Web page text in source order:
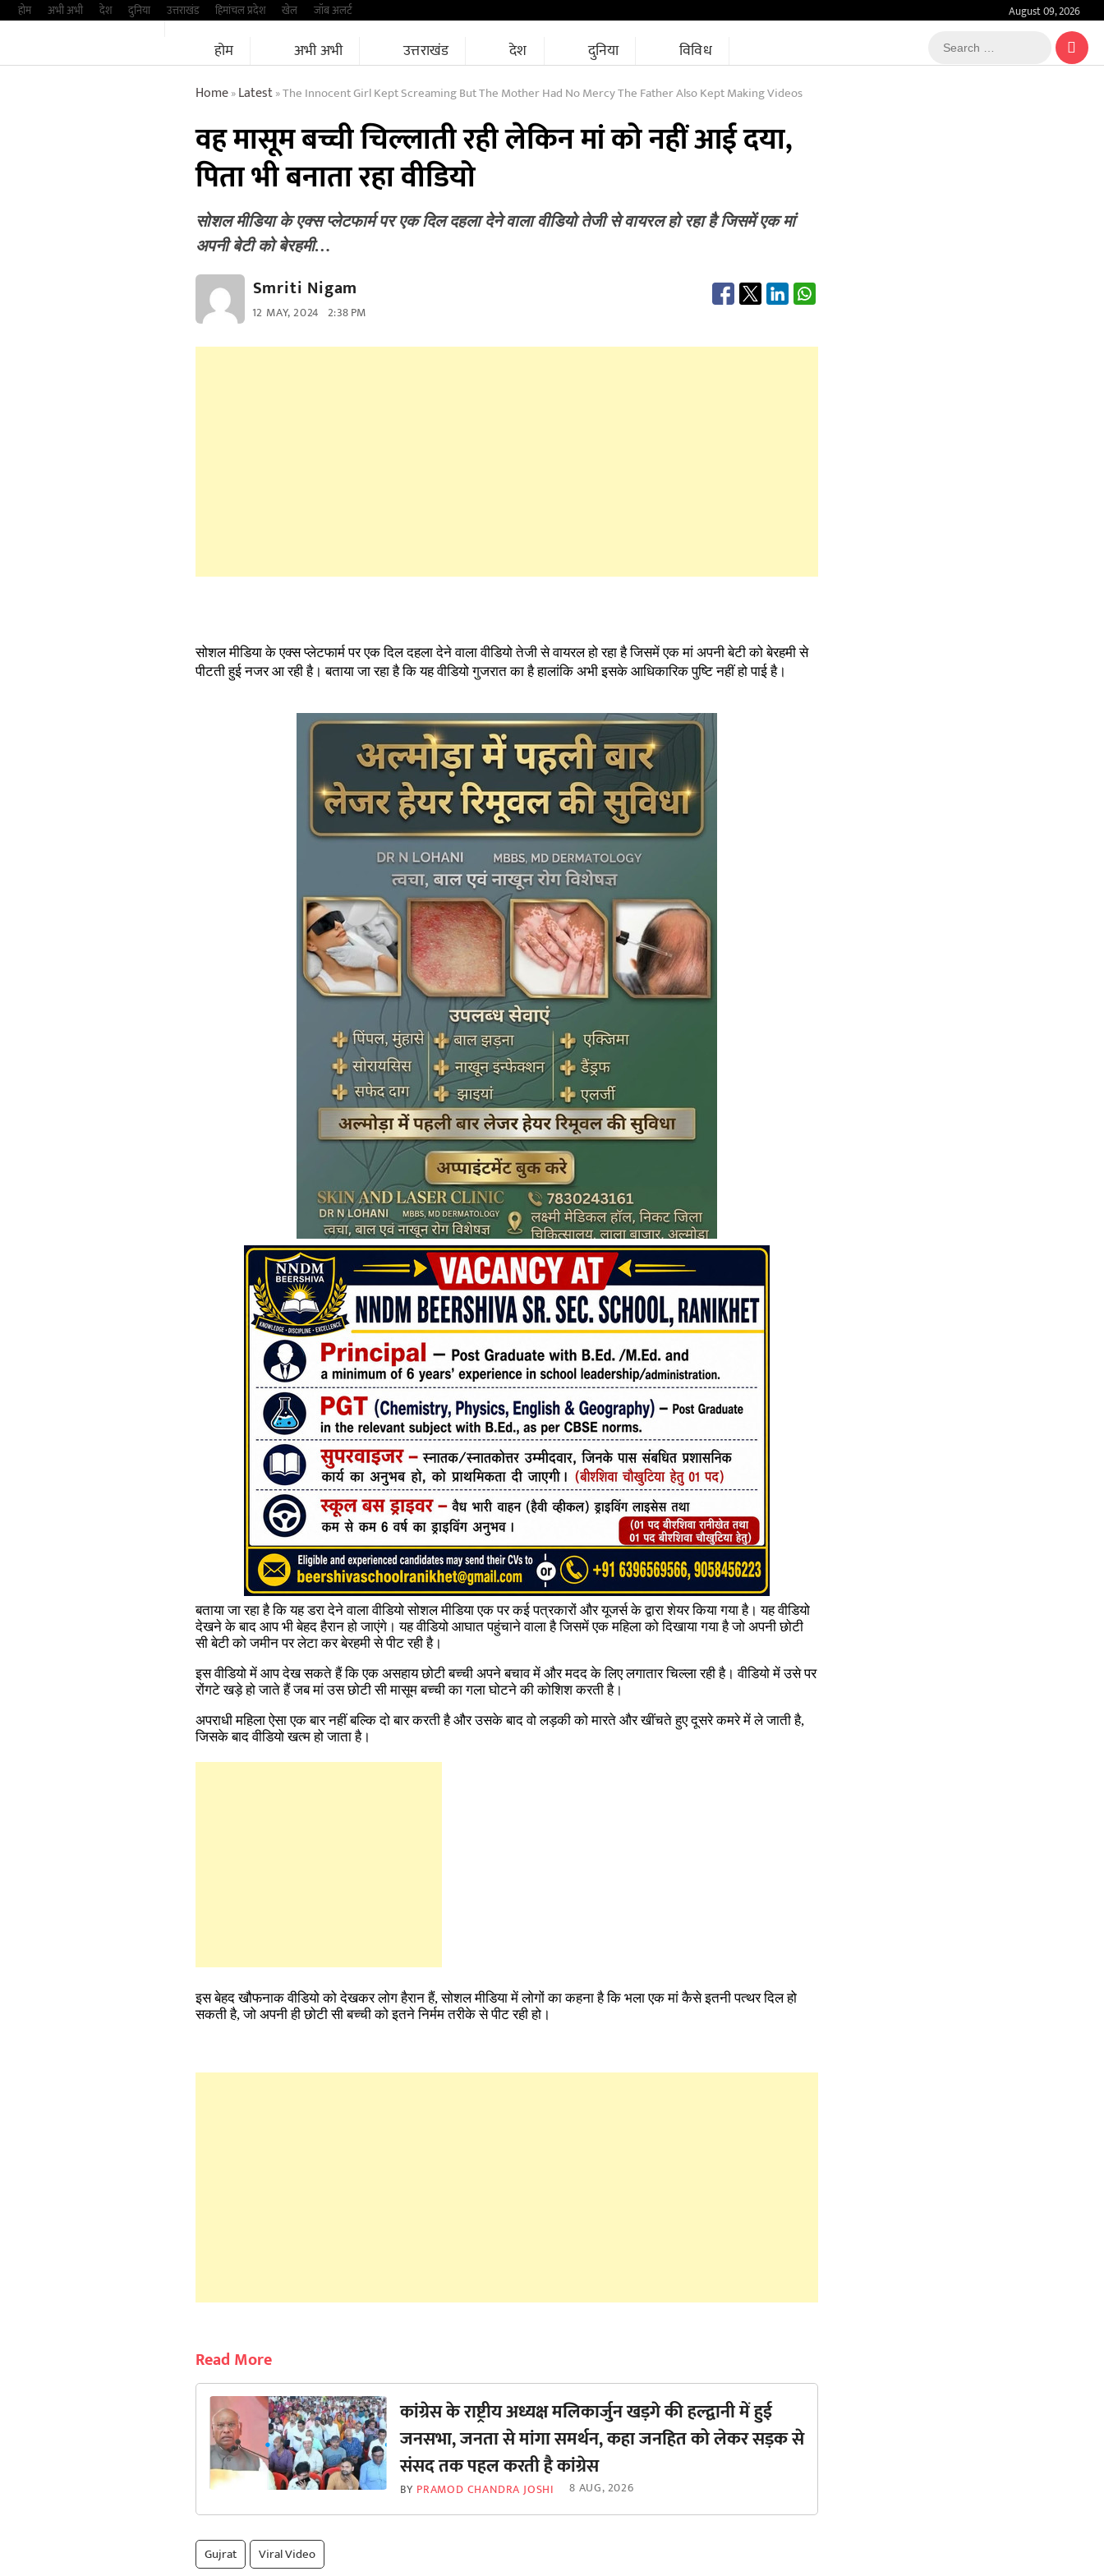
Skipहोम अभी अभी देश दुनिया उत्तराखंड हिमांचल प्रदेश खेल जॉब अलर्ट August 09, 2026
होम अभी अभी उत्तराखंड देश दुनिया विविध
Search
…
Home»Latest»The Innocent Girl Kept Screaming But The Mother Had No Mercy The Father Also Kept Making Videos
वह मासूम बच्ची चिल्लाती रही लेकिन मां को नहीं आई दया,
पिता भी बनाता रहा वीडियो
सोशल मीडिया के एक्स प्लेटफार्म पर एक दिल दहला देने वाला वीडियो तेजी से वायरल हो रहा है जिसमें एक मां
अपनी बेटी को बेरहमी…
Smriti Nigam
12 MAY, 2024 2:38 PM
सोशल मीडिया के एक्स प्लेटफार्म पर एक दिल दहला देने वाला वीडियो तेजी से वायरल हो रहा है जिसमें एक मां अपनी बेटी को बेरहमी से
पीटती हुई नजर आ रही है। बताया जा रहा है कि यह वीडियो गुजरात का है हालांकि अभी इसके आधिकारिक पुष्टि नहीं हो पाई है।
बताया जा रहा है कि यह डरा देने वाला वीडियो सोशल मीडिया एक पर कई पत्रकारों और यूजर्स के द्वारा शेयर किया गया है। यह वीडियो
देखने के बाद आप भी बेहद हैरान हो जाएंगे। यह वीडियो आघात पहुंचाने वाला है जिसमें एक महिला को दिखाया गया है जो अपनी छोटी
सी बेटी को जमीन पर लेटा कर बेरहमी से पीट रही है।
इस वीडियो में आप देख सकते हैं कि एक असहाय छोटी बच्ची अपने बचाव में और मदद के लिए लगातार चिल्ला रही है। वीडियो में उसे पर
रोंगटे खड़े हो जाते हैं जब मां उस छोटी सी मासूम बच्ची का गला घोटने की कोशिश करती है।
अपराधी महिला ऐसा एक बार नहीं बल्कि दो बार करती है और उसके बाद वो लड़की को मारते और खींचते हुए दूसरे कमरे में ले जाती है,
जिसके बाद वीडियो खत्म हो जाता है।
इस बेहद खौफनाक वीडियो को देखकर लोग हैरान हैं, सोशल मीडिया में लोगों का कहना है कि भला एक मां कैसे इतनी पत्थर दिल हो
सकती है, जो अपनी ही छोटी सी बच्ची को इतने निर्मम तरीके से पीट रही हो।
Read More
कांग्रेस के राष्ट्रीय अध्यक्ष मलिकार्जुन खड़गे की हल्द्वानी में हुई
जनसभा, जनता से मांगा समर्थन, कहा जनहित को लेकर सड़क से
‌संसद तक पहल करती है कांग्रेस
BY PRAMOD CHANDRA JOSHI 8 AUG, 2026
Gujrat Viral Video